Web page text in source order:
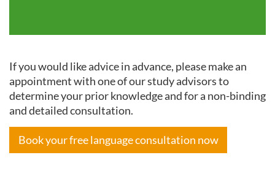
If you would like advice in advance, please make an
appointment with one of our study advisors to
determine your prior knowledge and for a non-binding
and detailed consultation.
Book your free language consultation now